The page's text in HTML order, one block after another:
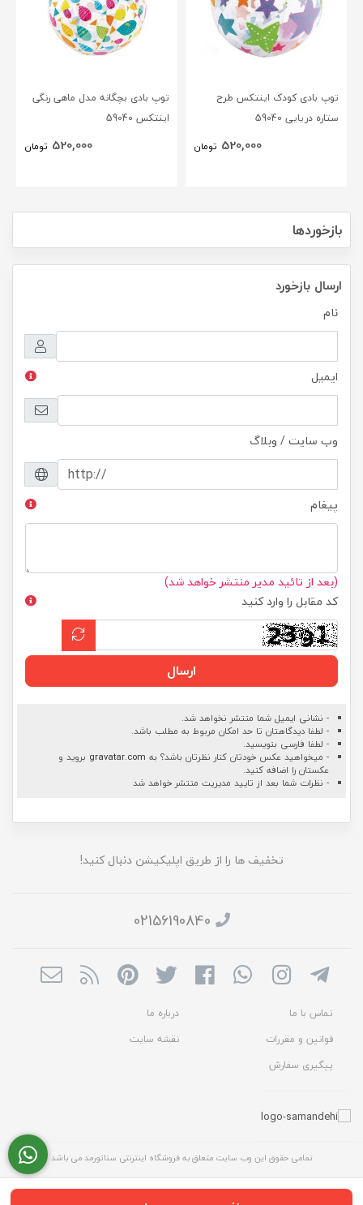
توپ بادی کودک اینتکس طرح
ستاره دریایی 59040
520,000 تومان
توپ بادی بچگانه مدل ماهی رنگی
اینتکس 59040
520,000 تومان
بازخوردها
ارسال بازخورد
نام
ایمیل
وب سایت / وبلاگ
پیغام
(بعد از تائید مدیر منتشر خواهد شد)
کد مقابل را وارد کنید
ارسال
- نشانی ایمیل شما منتشر نخواهد شد.
- لطفا دیدگاهتان تا حد امکان مربوط به مطلب باشد.
- لطفا فارسی بنویسید.
- میخواهید عکس خودتان کنار نظرتان باشد؟ به gravatar.com بروید و
عکستان را اضافه کنید.
- نظرات شما بعد از تایید مدیریت منتشر خواهد شد
تخفیف ها را از طریق اپلیکیشن دنبال کنید!
02156190840
تماس با ما
درباره ما
قوانین و مقررات
نقشه سایت
پیگیری سفارش
تمامی حقوق این وب سایت متعلق به فروشگاه اینترنتی سناتورمد می باشد